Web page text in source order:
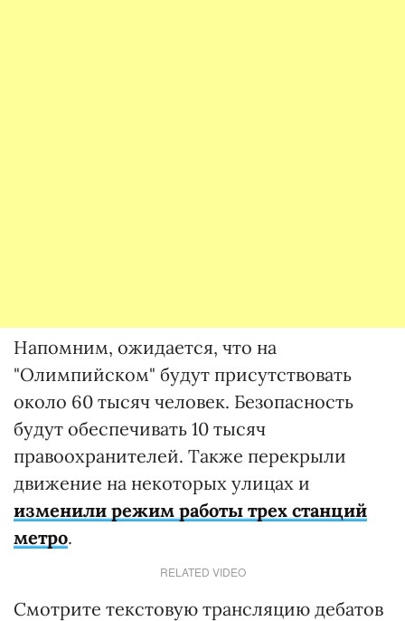
Напомним, ожидается, что на
"Олимпийском" будут присутствовать
около 60 тысяч человек. Безопасность
будут обеспечивать 10 тысяч
правоохранителей. Также перекрыли
движение на некоторых улицах и
изменили режим работы трех станций
метро.
RELATED VIDEO
Смотрите текстовую трансляцию дебатов